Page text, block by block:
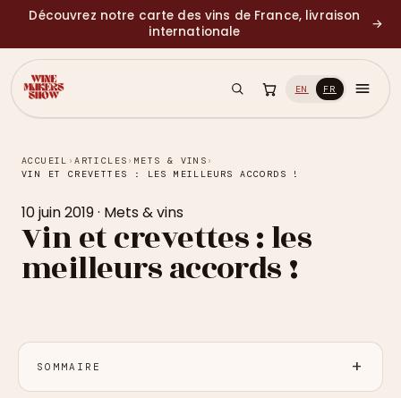
Découvrez notre carte des vins de France, livraison
internationale
→
EN FR
ACCUEIL ›ARTICLES › METS & VINS ›
VIN ET CREVETTES : LES MEILLEURS ACCORDS !
10 juin 2019· Mets & vins
Vin et crevettes : les
meilleurs accords !
SOMMAIRE